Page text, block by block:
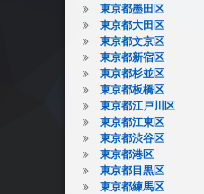
東京都墨田区
東京都大田区
東京都文京区
東京都新宿区
東京都杉並区
東京都板橋区
東京都江戸川区
東京都江東区
東京都渋谷区
東京都港区
東京都目黒区
東京都練馬区